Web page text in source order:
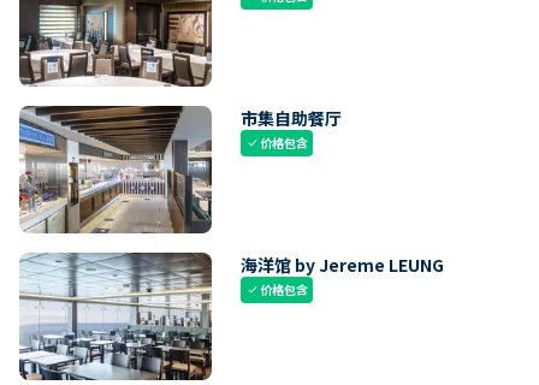
市集自助餐厅
check价格包含
海洋馆 by Jereme LEUNG
check价格包含